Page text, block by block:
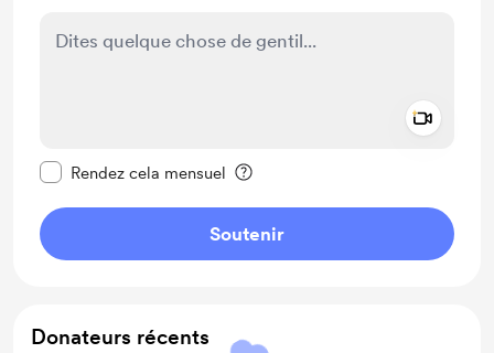
Rendez cela mensuel
Soutenir
Donateurs récents